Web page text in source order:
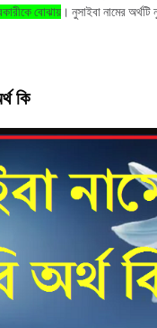
বোঝায় । নুসাইবা নামের
কি